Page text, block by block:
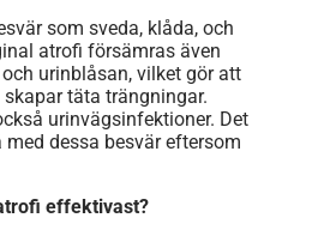
som sveda, klåda, och
atrofi försämras även
urinblåsan, vilket gör att
täta trängningar.
urinvägsinfektioner. Det
dessa besvär eftersom
effektivast?